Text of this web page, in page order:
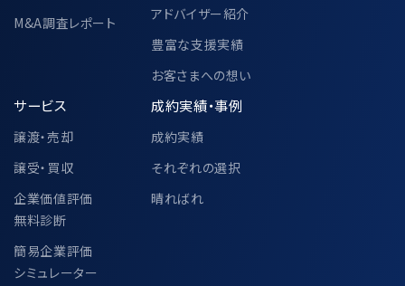
M&A調査レポート
アドバイザー紹介
豊富な支援実績
お客さまへの想い
サービス
譲渡・売却
譲受・買収
企業価値評価
無料診断
簡易企業評価
シミュレーター
成約実績・事例
成約実績
それぞれの選択
晴ればれ